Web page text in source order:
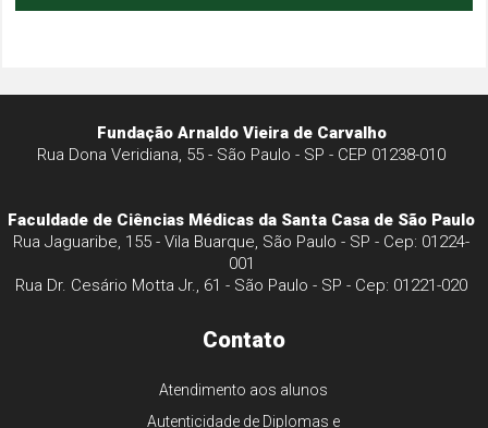
Fundação Arnaldo Vieira de Carvalho
Rua Dona Veridiana, 55 - São Paulo - SP - CEP 01238-010
Faculdade de Ciências Médicas da Santa Casa de São Paulo
Rua Jaguaribe, 155 - Vila Buarque, São Paulo - SP - Cep: 01224-
001
Rua Dr. Cesário Motta Jr., 61 - São Paulo - SP - Cep: 01221-020
Contato
Atendimento aos alunos
Autenticidade de Diplomas e